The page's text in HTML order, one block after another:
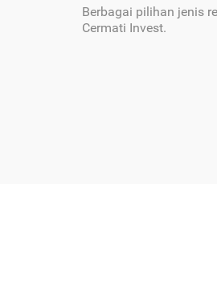
Berbagai pilihan jenis
Cermati Invest.